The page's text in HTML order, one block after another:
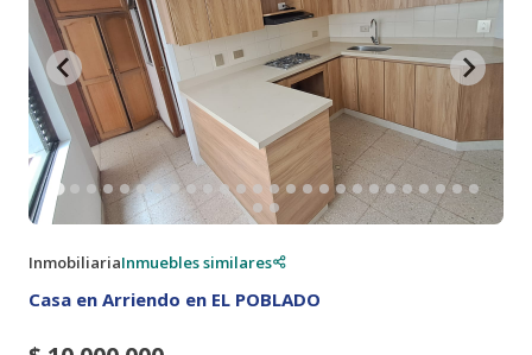
InmobiliariaInmuebles similares
Casa en Arriendo en EL POBLADO